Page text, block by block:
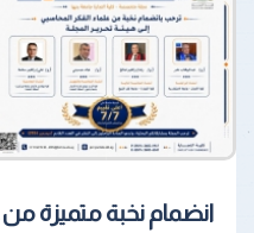
انضمام نخبة متميزة من